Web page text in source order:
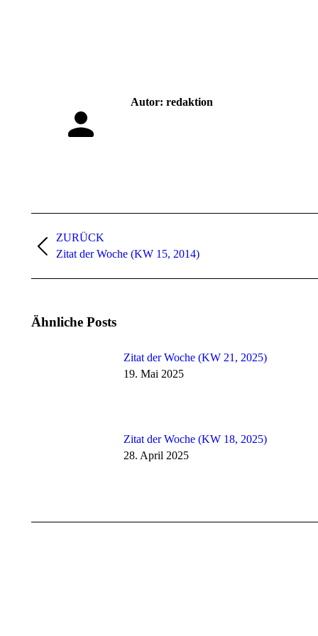
Autor: redaktion
ZURÜCK
Vorheriger
Zitat der Woche (KW 15, 2014)
Ähnliche Posts
Zitat der Woche (KW 21, 2025)
19. Mai 2025
Zitat der Woche (KW 18, 2025)
28. April 2025